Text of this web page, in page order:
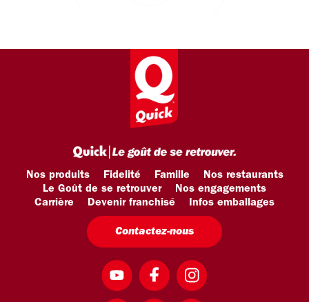
Nos produits Fidelité Famille
Nos restaurants
Le Goût de se retrouver
Nos engagements
Carrière
Devenir franchisé Infos emballages
Contactez-nous